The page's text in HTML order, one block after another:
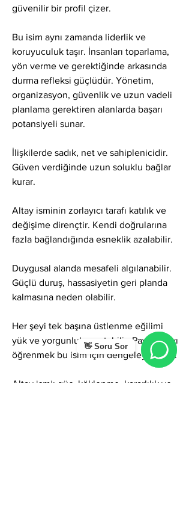
👋 Soru Sor
güvenilir bir profil çizer.
Bu isim aynı zamanda liderlik ve
koruyuculuk taşır. İnsanları toparlama,
yön verme ve gerektiğinde arkasında
durma refleksi güçlüdür. Yönetim,
organizasyon, güvenlik ve uzun vadeli
planlama gerektiren alanlarda başarı
potansiyeli sunar.
İlişkilerde sadık, net ve sahiplenicidir.
Güven verdiğinde uzun soluklu bağlar
kurar.
Altay isminin zorlayıcı tarafı katılık ve
değişime dirençtir. Kendi doğrularına
fazla bağlandığında esneklik azalabilir.
Duygusal alanda mesafeli algılanabilir.
Güçlü duruş, hassasiyetin geri planda
kalmasına neden olabilir.
Her şeyi tek başına üstlenme eğilimi
yük ve yorgunluk yaratabilir. Paylaşmayı
öğrenmek bu isim için dengeleyici olur.
Altay ismi; güç, köklenme, kararlılık ve